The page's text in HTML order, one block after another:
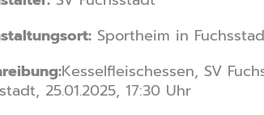
Sportheim in
Kesselfleischessen, SV
25.01.2025, 17:30 Uhr